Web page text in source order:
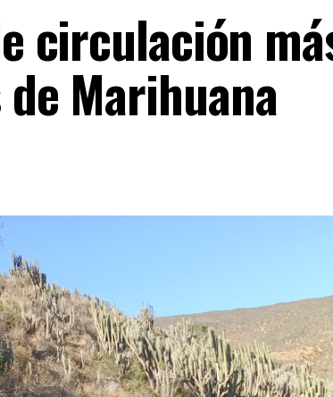
circulación
Marihuana